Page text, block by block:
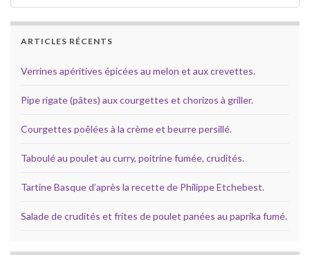
ARTICLES RÉCENTS
Verrines apéritives épicées au melon et aux crevettes.
Pipe rigate (pâtes) aux courgettes et chorizos à griller.
Courgettes poêlées à la crème et beurre persillé.
Taboulé au poulet au curry, poitrine fumée, crudités.
Tartine Basque d’après la recette de Philippe Etchebest.
Salade de crudités et frites de poulet panées au paprika fumé.